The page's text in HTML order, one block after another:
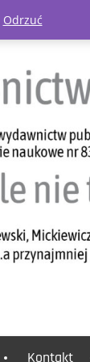
Kontakt
Odrzuć